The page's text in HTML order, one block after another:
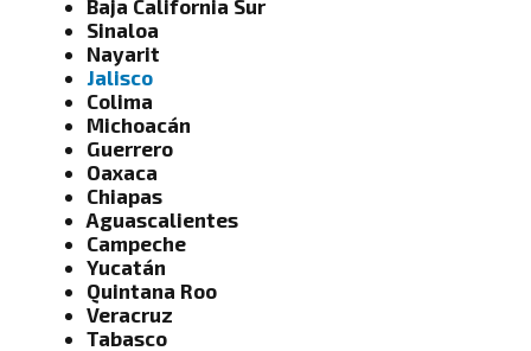
Baja California Sur
Sinaloa
Nayarit
Jalisco
Colima
Michoacán
Guerrero
Oaxaca
Chiapas
Aguascalientes
Campeche
Yucatán
Quintana Roo
Veracruz
Tabasco